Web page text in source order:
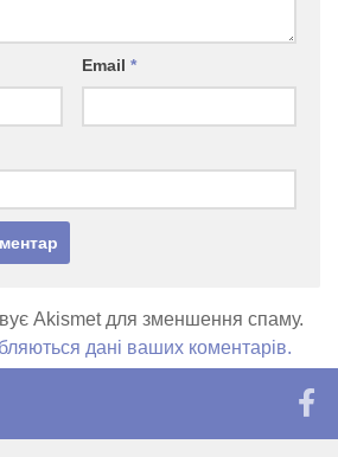
Email *
Akismet для зменшення спаму.
дані ваших коментарів.